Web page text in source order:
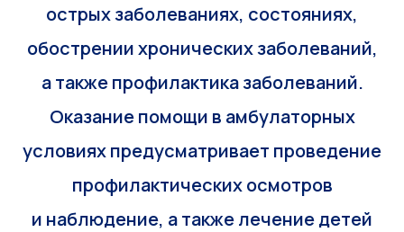
острых заболеваниях, состояниях,
обострении хронических заболеваний,
а также профилактика заболеваний.
Оказание помощи в амбулаторных
условиях предусматривает проведение
профилактических осмотров
и наблюдение, а также лечение детей